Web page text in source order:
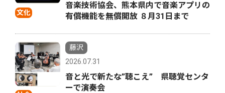
文化
音楽技術協会、熊本県内で音楽アプリの
有償機能を無償開放 ８月31日まで
藤沢
2026.07.31
音と光で新たな”聴こえ” 県聴覚センタ
ーで演奏会